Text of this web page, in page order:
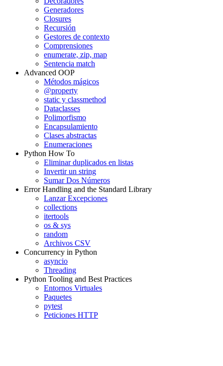
Generadores
Closures
Recursión
Gestores de contexto
Comprensiones
enumerate, zip, map
Sentencia match
Advanced OOP
Métodos mágicos
@property
static y classmethod
Dataclasses
Polimorfismo
Encapsulamiento
Clases abstractas
Enumeraciones
Python How To
Eliminar duplicados en listas
Invertir un string
Sumar Dos Números
Error Handling and the Standard Library
Lanzar Excepciones
collections
itertools
os & sys
random
Archivos CSV
Concurrency in Python
asyncio
Threading
Python Tooling and Best Practices
Entornos Virtuales
Paquetes
pytest
Peticiones HTTP